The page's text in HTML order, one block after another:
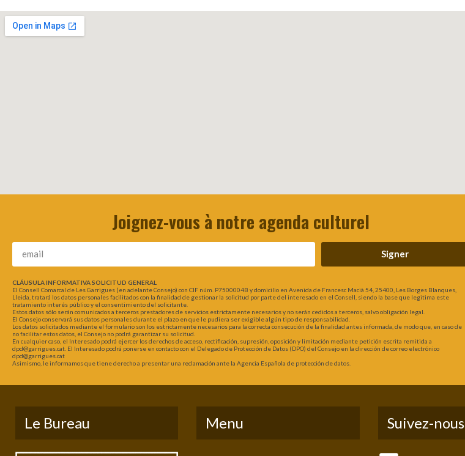
Joignez-vous à notre agenda culturel
Signer
CLÁUSULA INFORMATIVA SOLICITUD GENERAL
El Consell Comarcal de Les Garrigues (en adelante Consejo) con CIF núm. P7500004B y domicilio en Avenida de Francesc Macià 54, 25400, Les Borges Blanques,
Lleida, tratará los datos personales facilitados con la finalidad de gestionar la solicitud por parte del interesado en el Consell, siendo la base que legitima este
tratamiento interés público y el consentimiento del solicitante.
Estos datos sólo serán comunicados a terceros prestadores de servicios estrictamente necesarios y no serán cedidos a terceros, salvo obligación legal.
El Consejo conservará sus datos personales durante el plazo en que le pudiera ser exigible algún tipo de responsabilidad.
Los datos solicitados mediante el formulario son los estrictamente necesarios para la correcta consecución de la finalidad antes informada, de modo que, en caso de
no facilitar estos datos, el Consejo no podrá garantizar su solicitud.
En cualquier caso, el Interesado podrá ejercer los derechos de acceso, rectificación, supresión, oposición y limitación mediante petición escrita remitida a
dpd@garrigues.cat. El Interesado podrá ponerse en contacto con el Delegado de Protección de Datos (DPO) del Consejo en la dirección de correo electrónico
dpd@garrigues.cat
Asimismo, le informamos que tiene derecho a presentar una reclamación ante la Agencia Española de protección de datos.
Le Bureau Menu Suivez-nous